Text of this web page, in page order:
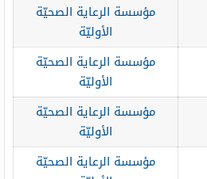
مؤسسة الرعاية الصحيّة
الأوليّة
مؤسسة الرعاية الصحيّة
الأوليّة
مؤسسة الرعاية الصحيّة
الأوليّة
مؤسسة الرعاية الصحيّة